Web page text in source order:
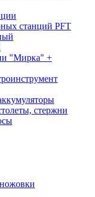
станций PFT
"Мирка" +
стержни